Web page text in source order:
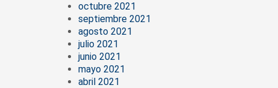
octubre 2021
septiembre 2021
agosto 2021
julio 2021
junio 2021
mayo 2021
abril 2021